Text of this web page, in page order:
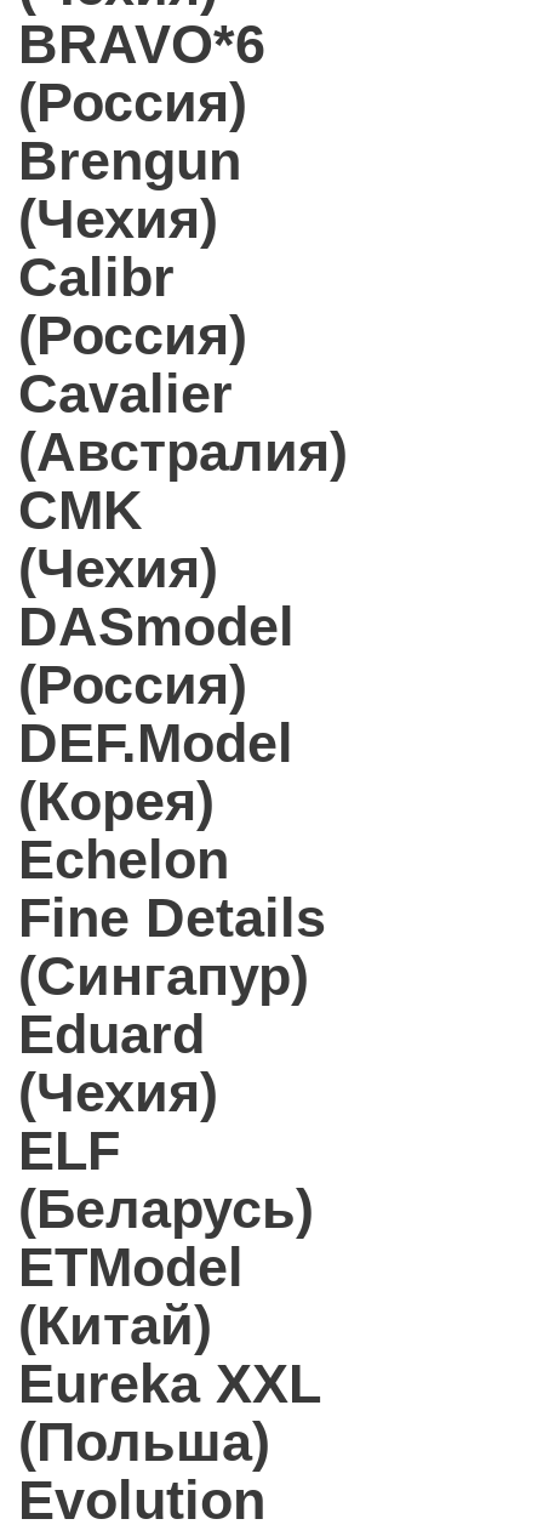
BRAVO*6
(Россия)
Brengun
(Чехия)
Calibr
(Россия)
Cavalier
(Австралия)
CMK
(Чехия)
DASmodel
(Россия)
DEF.Model
(Корея)
Echelon
Fine Details
(Сингапур)
Eduard
(Чехия)
ELF
(Беларусь)
ETModel
(Китай)
Eureka XXL
(Польша)
Evolution